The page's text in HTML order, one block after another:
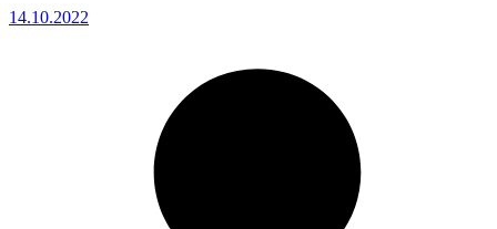
14.10.2022